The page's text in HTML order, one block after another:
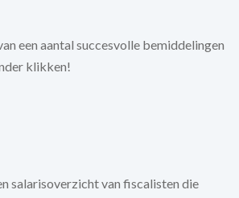
een aantal succesvolle bemiddelingen
klikken!
salarisoverzicht van fiscalisten die